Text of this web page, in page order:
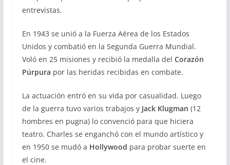
entrevistas.
En 1943 se unió a la Fuerza Aérea de los Estados
Unidos y combatió en la Segunda Guerra Mundial.
Voló en 25 misiones y recibió la medalla del Corazón
Púrpura por las heridas recibidas en combate.
La actuación entró en su vida por casualidad. Luego
de la guerra tuvo varios trabajos y Jack Klugman (12
hombres en pugna) lo convenció para que hiciera
teatro. Charles se enganchó con el mundo artístico y
en 1950 se mudó a Hollywood para probar suerte en
el cine.